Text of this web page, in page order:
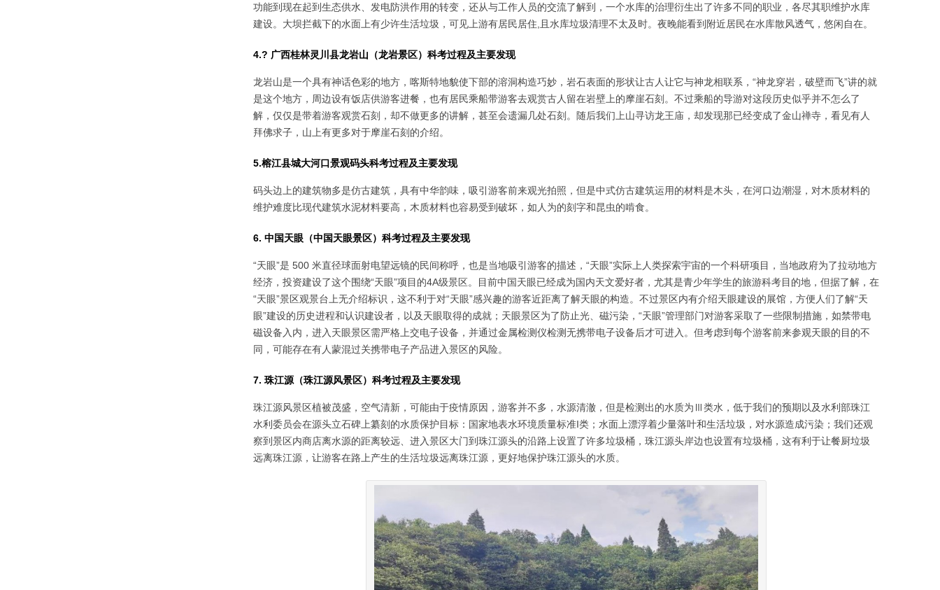
功能到现在起到生态供水、发电防洪作用的转变，还从与工作人员的交流了解到，一个水库的治理衍生出了许多不同的职业，各尽其职维护水库
建设。大坝拦截下的水面上有少许生活垃圾，可见上游有居民居住,且水库垃圾清理不太及时。夜晚能看到附近居民在水库散风透气，悠闲自在。
4.? 广西桂林灵川县龙岩山（龙岩景区）科考过程及主要发现
龙岩山是一个具有神话色彩的地方，喀斯特地貌使下部的溶洞构造巧妙，岩石表面的形状让古人让它与神龙相联系，“神龙穿岩，破壁而飞”讲的就
是这个地方，周边设有饭店供游客进餐，也有居民乘船带游客去观赏古人留在岩壁上的摩崖石刻。不过乘船的导游对这段历史似乎并不怎么了
解，仅仅是带着游客观赏石刻，却不做更多的讲解，甚至会遗漏几处石刻。随后我们上山寻访龙王庙，却发现那已经变成了金山禅寺，看见有人
拜佛求子，山上有更多对于摩崖石刻的介绍。
5.榕江县城大河口景观码头科考过程及主要发现
码头边上的建筑物多是仿古建筑，具有中华韵味，吸引游客前来观光拍照，但是中式仿古建筑运用的材料是木头，在河口边潮湿，对木质材料的
维护难度比现代建筑水泥材料要高，木质材料也容易受到破坏，如人为的刻字和昆虫的啃食。
6. 中国天眼（中国天眼景区）科考过程及主要发现
“天眼”是 500 米直径球面射电望远镜的民间称呼，也是当地吸引游客的描述，“天眼”实际上人类探索宇宙的一个科研项目，当地政府为了拉动地方
经济，投资建设了这个围绕“天眼”项目的4A级景区。目前中国天眼已经成为国内天文爱好者，尤其是青少年学生的旅游科考目的地，但据了解，在
“天眼”景区观景台上无介绍标识，这不利于对“天眼”感兴趣的游客近距离了解天眼的构造。不过景区内有介绍天眼建设的展馆，方便人们了解“天
眼”建设的历史进程和认识建设者，以及天眼取得的成就；天眼景区为了防止光、磁污染，“天眼”管理部门对游客采取了一些限制措施，如禁带电
磁设备入内，进入天眼景区需严格上交电子设备，并通过金属检测仪检测无携带电子设备后才可进入。但考虑到每个游客前来参观天眼的目的不
同，可能存在有人蒙混过关携带电子产品进入景区的风险。
7. 珠江源（珠江源风景区）科考过程及主要发现
珠江源风景区植被茂盛，空气清新，可能由于疫情原因，游客并不多，水源清澈，但是检测出的水质为Ⅲ类水，低于我们的预期以及水利部珠江
水利委员会在源头立石碑上纂刻的水质保护目标：国家地表水环境质量标准I类；水面上漂浮着少量落叶和生活垃圾，对水源造成污染；我们还观
察到景区内商店离水源的距离较远、进入景区大门到珠江源头的沿路上设置了许多垃圾桶，珠江源头岸边也设置有垃圾桶，这有利于让餐厨垃圾
远离珠江源，让游客在路上产生的生活垃圾远离珠江源，更好地保护珠江源头的水质。